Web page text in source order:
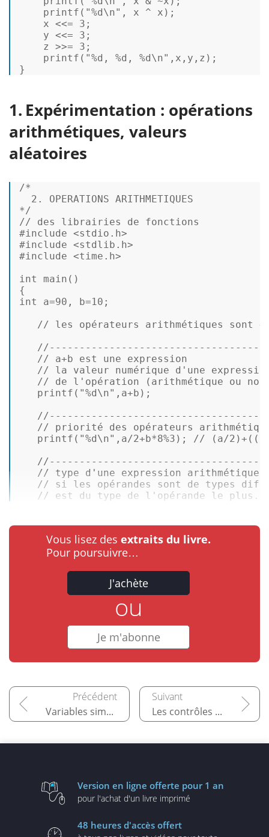
printf ( "%d\n" , x ^ x );
x <<= 3 ;
y <<= 3 ;
z >>= 3 ;
printf ( "%d, %d, %d\n" , x , y ,z);
}
Expérimentation : opérations
arithmétiques, valeurs
aléatoires
/*
2. OPERATIONS ARITHMETIQUES
*/
// des librairies de fonctions
#include <stdio.h>
#include <stdlib.h>
#include <time.h>
int
main ()
int
a=90 , b=10 ;
// les opérateurs arithmétiques
// a+b est une expression
// la valeur numérique d'une
// de l'opération (arithmétique ou
printf ( "%d\n" ,a+b);
// priorité des opérateurs
printf ( "%d\n" ,a/2+b*8%3 ); // (a/
// type d'une expression
// si les opérandes sont de types
// est du type de l'opérande le
Vous lisez des extraits du livre.
Pour poursuivre…
J'achète
ou
Je m'abonne
Variables simples Les contrôles des blocs d'instructions
Version en ligne offerte pour 1 an
pour l'achat d'un livre imprimé
48 heures d'accès offert